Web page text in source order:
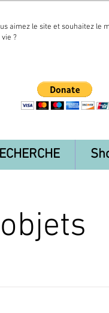
aimez le site et souhaitez le
vie ?